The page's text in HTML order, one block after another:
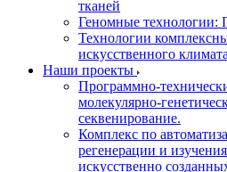
тканей
Геномные технологии:
Технологии
искусственного климата
Наши проекты
Программно-
молекулярно-
секвенирование.
Комплекс по
регенерации и
искусственно